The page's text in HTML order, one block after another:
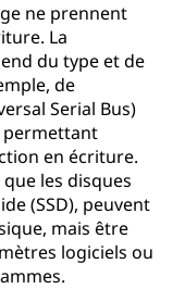
ne prennent
La
du type et de
de
Serial Bus)
en écriture.
les disques
(SSD), peuvent
mais être
logiciels ou